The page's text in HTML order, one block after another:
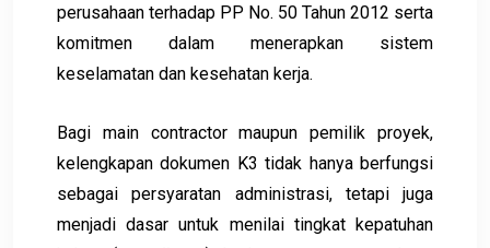
perusahaan terhadap PP No. 50 Tahun 2012 serta
komitmen dalam menerapkan sistem
keselamatan dan kesehatan kerja.
Bagi main contractor maupun pemilik proyek,
kelengkapan dokumen K3 tidak hanya berfungsi
sebagai persyaratan administrasi, tetapi juga
menjadi dasar untuk menilai tingkat kepatuhan